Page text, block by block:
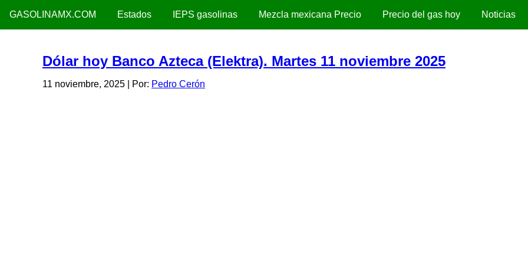
GASOLINAMX.COM Estados IEPS gasolinas Mezcla mexicana Precio Precio del gas hoy Noticias
Dólar hoy Banco Azteca (Elektra). Martes 11 noviembre 2025
11 noviembre, 2025 | Por: Pedro Cerón